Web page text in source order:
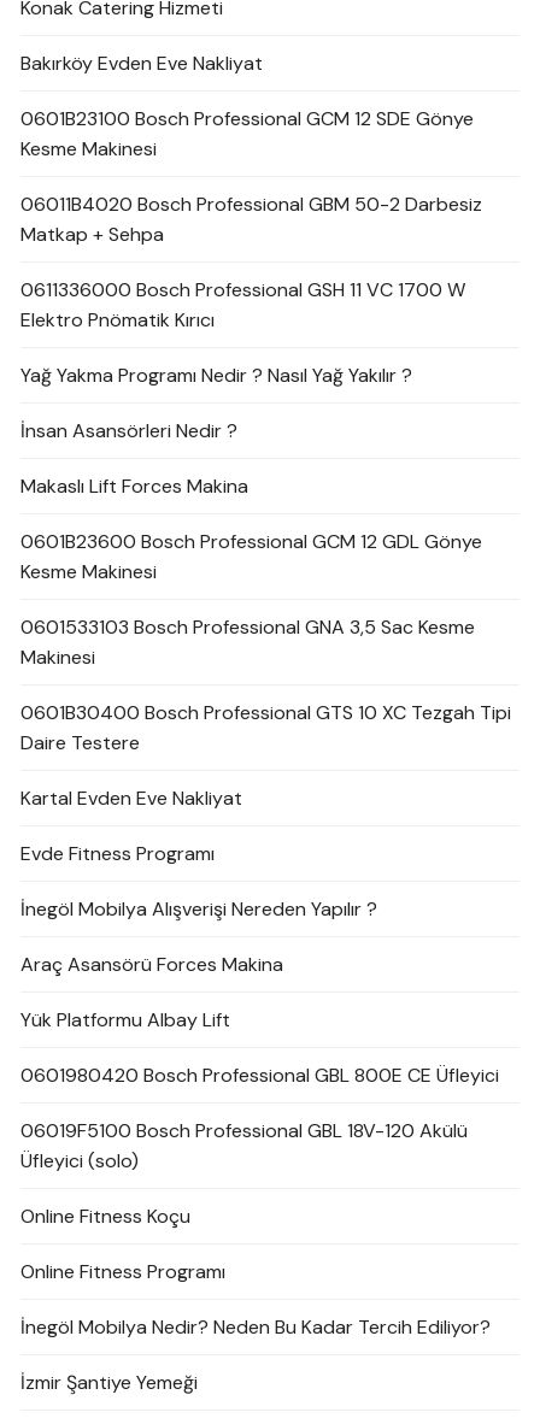
Konak Catering Hizmeti
Bakırköy Evden Eve Nakliyat
0601B23100 Bosch Professional GCM 12 SDE Gönye
Kesme Makinesi
06011B4020 Bosch Professional GBM 50-2 Darbesiz
Matkap + Sehpa
0611336000 Bosch Professional GSH 11 VC 1700 W
Elektro Pnömatik Kırıcı
Yağ Yakma Programı Nedir ? Nasıl Yağ Yakılır ?
İnsan Asansörleri Nedir ?
Makaslı Lift Forces Makina
0601B23600 Bosch Professional GCM 12 GDL Gönye
Kesme Makinesi
0601533103 Bosch Professional GNA 3,5 Sac Kesme
Makinesi
0601B30400 Bosch Professional GTS 10 XC Tezgah Tipi
Daire Testere
Kartal Evden Eve Nakliyat
Evde Fitness Programı
İnegöl Mobilya Alışverişi Nereden Yapılır ?
Araç Asansörü Forces Makina
Yük Platformu Albay Lift
0601980420 Bosch Professional GBL 800E CE Üfleyici
06019F5100 Bosch Professional GBL 18V-120 Akülü
Üfleyici (solo)
Online Fitness Koçu
Online Fitness Programı
İnegöl Mobilya Nedir? Neden Bu Kadar Tercih Ediliyor?
İzmir Şantiye Yemeği